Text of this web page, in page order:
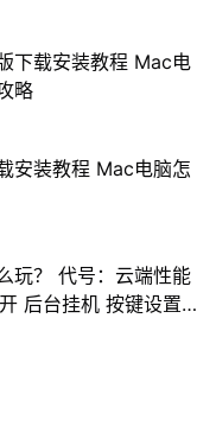
下载安装教程 Mac电
略
安装教程 Mac电脑怎
玩？ 代号：云端性能
后台挂机 按键设置